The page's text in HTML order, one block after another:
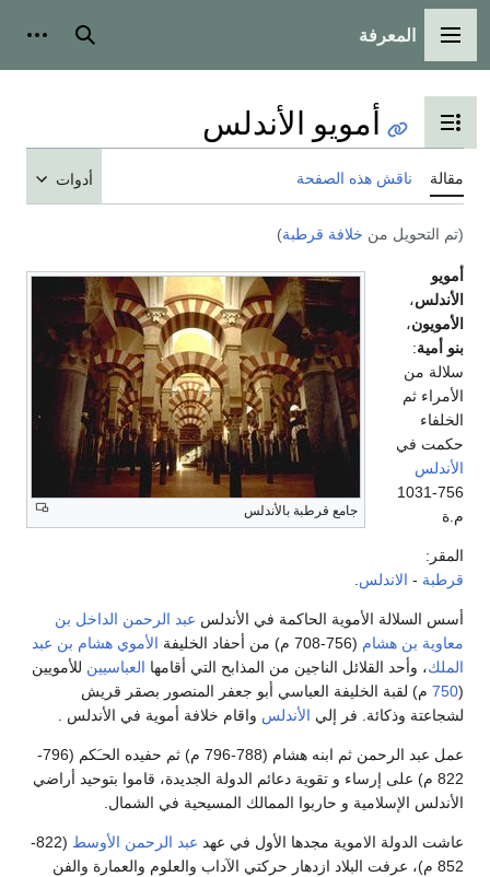
القائمة الرئيسية
المعرفة بحث
تبديل عرض جدول المحتويات
أمويو الأندلس
مقالة ناقش هذه الصفحة أدوات
(تم التحويل من خلافة قرطبة)
جامع قرطبة بالأندلس
أمويو
الأندلس،
الأمويون،
بنو أمية:
سلالة من
الأمراء ثم
الخلفاء
حكمت في
الأندلس
756-1031
م.ة
المقر:
قرطبة - الاندلس
أسس السلالة الأموية الحاكمة في الأندلس عبد الرحمن الداخل بن
معاوية بن هشام (756-708 م) من أحفاد الخليفة الأموي هشام بن عبد
الملك، وأحد القلائل الناجين من المذابح التي أقامها العباسيين للأمويين
(
750 م) لقبة الخليفة العباسي أبو جعفر المنصور بصقر قريش
لشجاعتة وذكائة. فر إلي الأندلس واقام خلافة أموية في الأندلس .
عمل عبد الرحمن ثم ابنه هشام (788-796 م) ثم حفيده الحـَكم (796-
822 م) على إرساء و تقوية دعائم الدولة الجديدة، قاموا بتوحيد أراضي
الأندلس الإسلامية و حاربوا الممالك المسيحية في الشمال.
عاشت الدولة الاموية مجدها الأول في عهد عبد الرحمن الأوسط
(822-
852 م)، عرفت البلاد ازدهار حركتي الآداب والعلوم والعمارة والفن